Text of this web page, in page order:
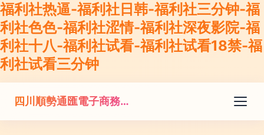
福利社热逼-福利社日韩-福利社三分钟-福
利社色色-福利社涩情-福利社深夜影院-福
利社十八-福利社试看-福利社试看18禁-福
利社试看三分钟
四川順勢通匯電子商務有限公司